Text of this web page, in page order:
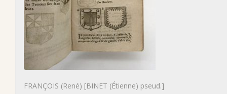
FRANÇOIS (René) [BINET (Étienne) pseud.]